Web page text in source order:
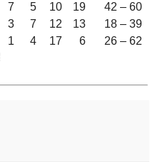
7 5 10 19
42 – 60
3 7 12 13
18 – 39
1 4 17 6
26 – 62